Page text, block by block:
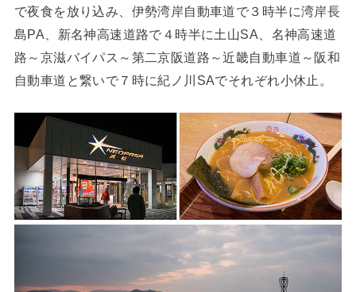
で夜食を放り込み、伊勢湾岸自動車道で３時半に湾岸長
島PA、新名神高速道路で４時半に土山SA、名神高速道
路～京滋バイパス～第二京阪道路～近畿自動車道～阪和
自動車道と繋いで７時に紀ノ川SAでそれぞれ小休止。